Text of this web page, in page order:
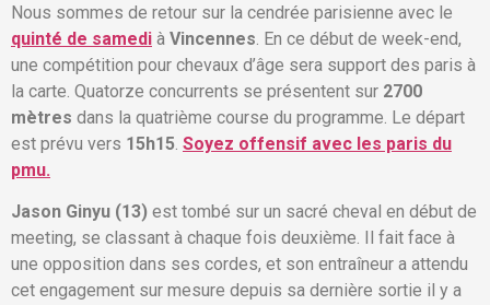
Nous sommes de retour sur la cendrée parisienne avec le
quinté de samedi à Vincennes . En ce début de week-end,
une compétition pour chevaux d’âge sera support des paris à
la carte. Quatorze concurrents se présentent sur 2700
mètres dans la quatrième course du programme. Le départ
est prévu vers 15h15 Soyez offensif avec les paris du
pmu.
Jason Ginyu (13) est tombé sur un sacré cheval en début de
meeting, se classant à chaque fois deuxième. Il fait face à
une opposition dans ses cordes, et son entraîneur a attendu
cet engagement sur mesure depuis sa dernière sortie il y a